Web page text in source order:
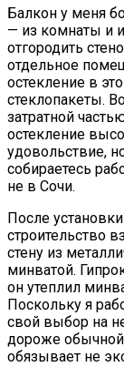
Балкон у меня
— из комнаты и
отгородить
отдельное
остекление в
стеклопакеты.
затратной
остекление
удовольствие,
собираетесь
не в Сочи.
После
строительство
стену из
минватой.
он утеплил
Поскольку я
свой выбор на
дороже
обязывает не